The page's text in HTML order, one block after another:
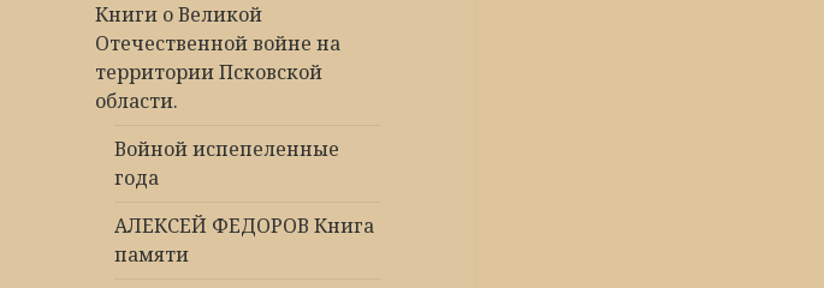
Книги о Великой
Отечественной войне на
территории Псковской
области.
Войной испепеленные
года
АЛЕКСЕЙ ФЕДОРОВ Книга
памяти